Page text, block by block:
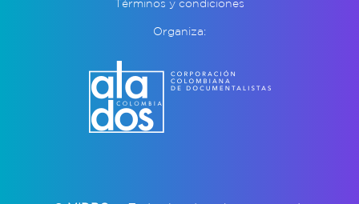
Términos y condiciones
Organiza: